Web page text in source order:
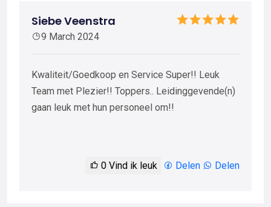
Siebe Veenstra
9 March 2024
Kwaliteit/Goedkoop en Service Super!! Leuk
Team met Plezier!! Toppers.. Leidinggevende(n)
gaan leuk met hun personeel om!!
0 Vind ik leuk Delen Delen